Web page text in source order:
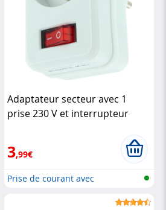
Adaptateur secteur avec 1
prise 230 V et interrupteur
3,99€
Prise de courant avec